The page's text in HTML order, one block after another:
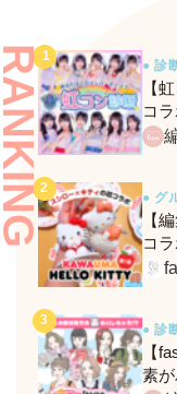
● 診
【
コ
ン
● グ
【
コ
定
● 診
【
素